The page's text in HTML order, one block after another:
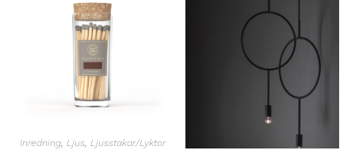
Inredning Ljus Ljusstakar/Lyktor